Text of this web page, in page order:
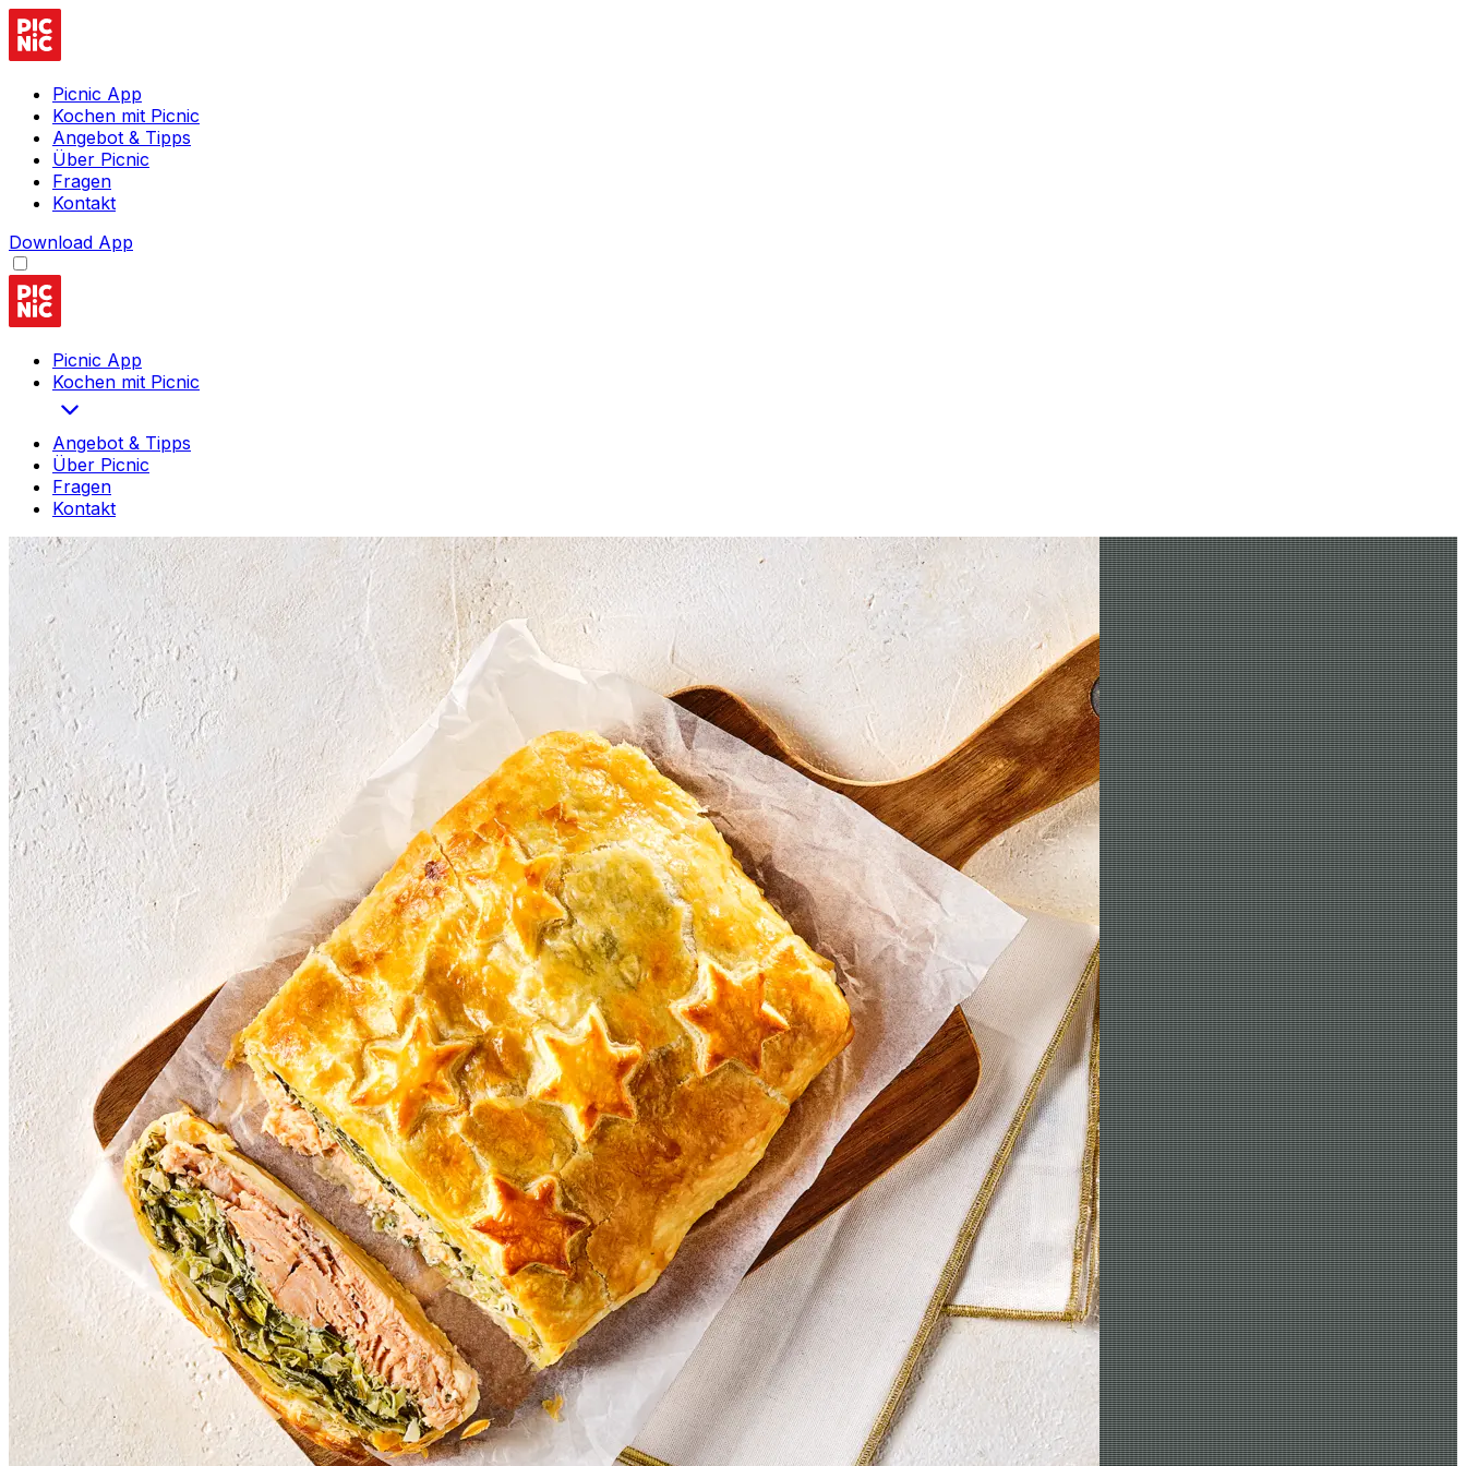
Picnic App
Kochen mit Picnic
Angebot & Tipps
Über Picnic
Fragen
Kontakt
Download App
Picnic App
Kochen mit Picnic
Angebot & Tipps
Über Picnic
Fragen
Kontakt